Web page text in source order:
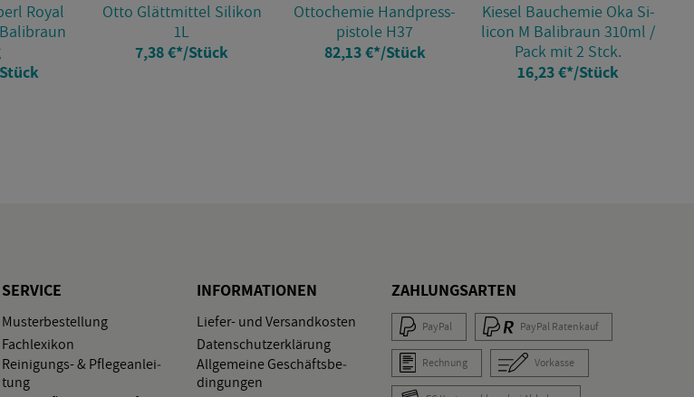
Royal
Otto Glätt­mit­tel Si­li­kon
1L
7,38 €*/Stück
Ot­to­che­mie Hand­press­
pis­to­le H37
82,13 €*/Stück
Kie­sel Bau­che­mie Oka Si­
li­con M Ba­li­braun 310ml /
Pack mit 2 Stck.
16,23 €*/Stück
SER­VICE
Mus­ter­be­stel­lung
Fach­le­xi­kon
Rei­ni­gungs- & Pfle­ge­an­lei­
tung
IN­FOR­MA­TIO­NEN
Lie­fer- und Ver­sand­kos­ten
Da­ten­schutz­er­klä­rung
All­ge­mei­ne Ge­schäfts­be­
din­gun­gen
ZAH­LUNGS­AR­TEN
Pay­Pal Pay­Pal Ra­ten­kauf
Rech­nung Vor­kas­se